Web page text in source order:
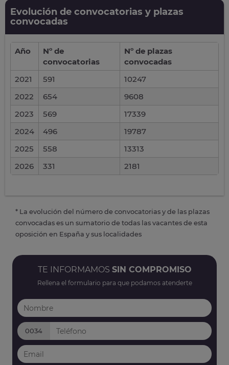
Evolución de convocatorias y plazas
convocadas
Año
Nº de
convocatorias
Nº de plazas
convocadas
2021
591
10247
2022
654
9608
2023
569
17339
2024
496
19787
2025
558
13313
2026
331 2181
* La evolución del número de convocatorias y de las plazas
convocadas es un sumatorio de todas las vacantes de esta
oposición en España y sus localidades
TE INFORMAMOS SIN COMPROMISO
Rellena el formulario para que podamos atenderte
0034